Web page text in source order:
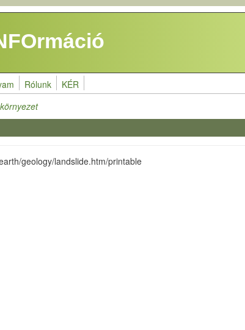
Rólunk KÉR
geology/landslide.htm/printable